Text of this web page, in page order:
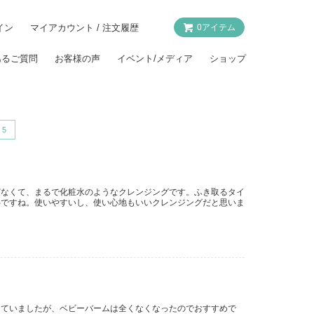
0アイテム
ン マイアカウント / 注文履歴
ご質問 お客様の声 イベント/メディア ショップ
5
くて、まるで化粧水のようなクレンジングです。ふき取るタイ
すね。使いやすいし、使い心地もいいクレンジングだと思いま
いましたが、ベビーバームは全くなくなったのでおすすめで